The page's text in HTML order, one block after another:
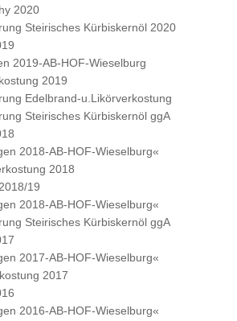
2020
Steirisches Kürbiskernöl 2020
2019-AB-HOF-Wieselburg
2019
Edelbrand-u.Likörverkostung
Steirisches Kürbiskernöl ggA
2018-AB-HOF-Wieselburg«
2018
19
2018-AB-HOF-Wieselburg«
Steirisches Kürbiskernöl ggA
2017-AB-HOF-Wieselburg«
2017
2016-AB-HOF-Wieselburg«